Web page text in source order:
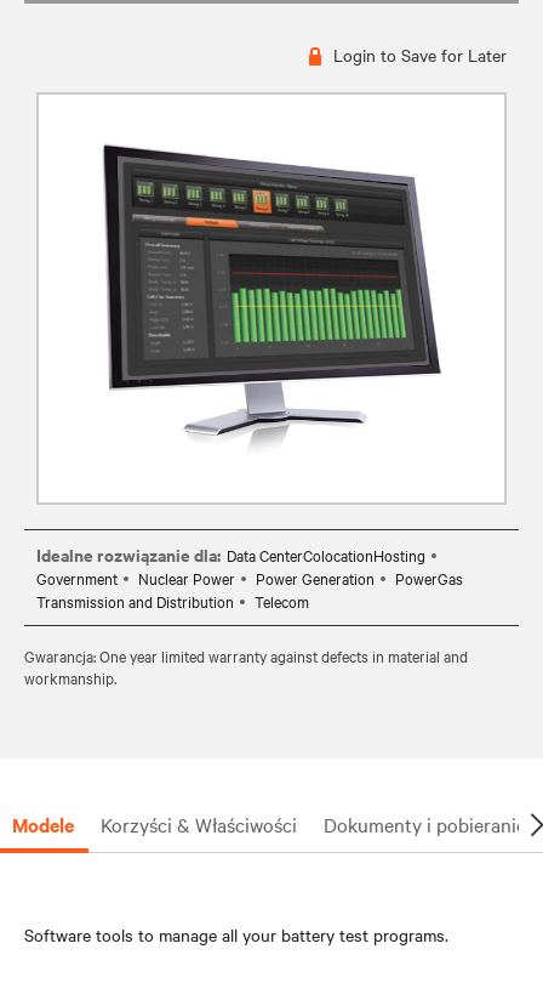
Login to Save for Later
Idealne rozwiązanie dla: Data CenterColocationHosting
Government
Nuclear Power Power Generation
PowerGas
Transmission and Distribution
Telecom
Gwarancja: One year limited warranty against defects in material and
workmanship.
Modele Korzyści & Właściwości Dokumenty i pobieranie
Software tools to manage all your battery test programs.